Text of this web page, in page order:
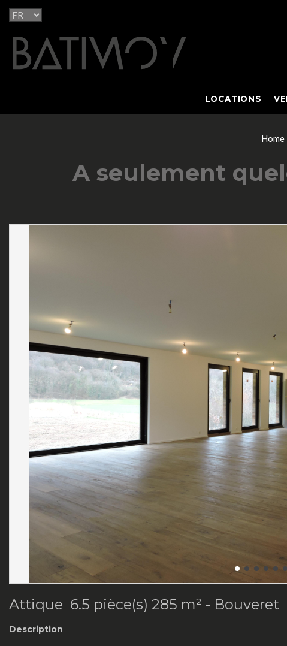
LOCATIONS
Home
A seulement
Attique 6.5 pièce(s) 285 m² - Bouveret
Description